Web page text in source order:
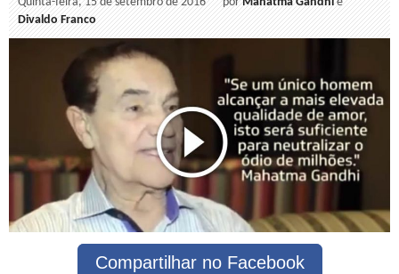
Divaldo Franco
Compartilhar no Facebook